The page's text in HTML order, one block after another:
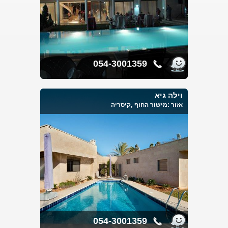
שחשוב ביותר לתת עליהם את הדעת. אנחנו גם מאמינים
שמתפקידינו לדאוג שלא יחסר לכם שום דבר מכל מה שאתם זקוקים
להנאה מושלמת.
וילות במישור החוף נותנות את המענה המושלם לכך. הן ברמה הגבוה
שלהם, והן באבזור המלא שלהם, ועד לפרטים הקטנים.
האם ויולת במישור החוף מצוידות בבריכה פרטית?
כמובן שבכל וילה יש בריכת שחיה פרטית לשימושכם בלבד. אתם
אחד היתרונות הקיימים בחופשה בוילה, מתוך היתרונות האחרים הוא,
אתם חופשים ברווח רב, אין צפיפות בשום מצב. וילות במישור החוף
יש המלצות?
כאנשי מקצוע העוסקים כבר שנים בתחום שה, ריכזנו בעבורכם שפע
עצום של וילות במישור החוף. לקוחות רבים ישמחו לשתף אתכם
בחוויות הרבות שחוו במהלך שהותם בדירות אלה של וילות במישור
מה כוללים וילות במישור החוף?
גודלם של הוילות משתנה לפי הביקוש. יש אפשרות לבחור את מספר
חדרי השינה המומלצים, מרפסת קטנה, מטבח מאובזר, חדרי
אמבטיות ושירותים מפוארים, בריכת שחיה פרטית, ועוד.
054-3001359
054-3001359
וילה גיא
אזור :מישור החוף ,קיסריה